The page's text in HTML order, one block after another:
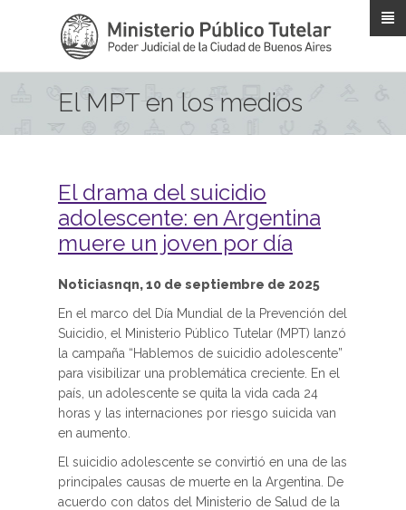
El MPT en los medios
El drama del suicidio
adolescente: en Argentina
muere un joven por día
Noticiasnqn, 10 de septiembre de 2025
En el marco del Día Mundial de la Prevención del
Suicidio, el Ministerio Público Tutelar (MPT) lanzó
la campaña “Hablemos de suicidio adolescente”
para visibilizar una problemática creciente. En el
país, un adolescente se quita la vida cada 24
horas y las internaciones por riesgo suicida van
en aumento.
El suicidio adolescente se convirtió en una de las
principales causas de muerte en la Argentina. De
acuerdo con datos del Ministerio de Salud de la